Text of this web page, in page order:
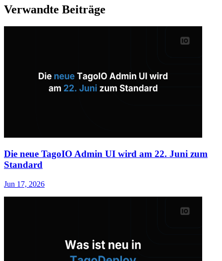
Verwandte Beiträge
Die neue TagoIO Admin UI wird am 22. Juni zum
Standard
Jun 17, 2026